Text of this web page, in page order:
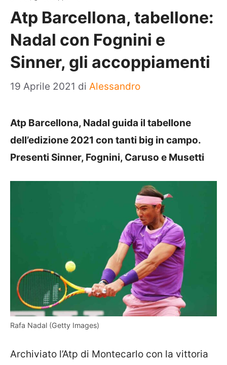
Atp Barcellona, tabellone:
Nadal con Fognini e
Sinner, gli accoppiamenti
19 Aprile 2021 di Alessandro
Atp Barcellona, Nadal guida il tabellone
dell’edizione 2021 con tanti big in campo.
Presenti Sinner, Fognini, Caruso e Musetti
Rafa Nadal (Getty Images)
Archiviato l’Atp di Montecarlo con la vittoria